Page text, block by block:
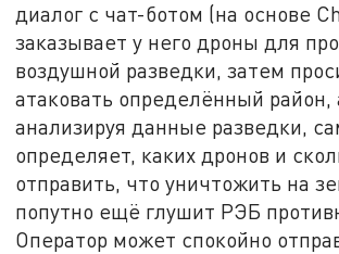
диалог с чат-ботом (на основе
заказывает у него дроны для
воздушной разведки, затем
атаковать определённый район,
анализируя данные разведки,
определяет, каких дронов и
отправить, что уничтожить на
попутно ещё глушит РЭБ
Оператор может спокойно